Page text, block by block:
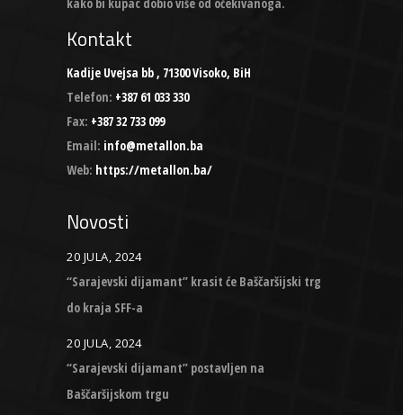
kako bi kupac dobio više od očekivanoga.
Kontakt
Kadije Uvejsa bb , 71300 Visoko, BiH
Telefon: +387 61 033 330
Fax: +387 32 733 099
Email: info@metallon.ba
Web: https://metallon.ba/
Novosti
20 JULA, 2024
“Sarajevski dijamant” krasit će Baščaršijski trg
do kraja SFF-a
20 JULA, 2024
“Sarajevski dijamant” postavljen na
Baščaršijskom trgu